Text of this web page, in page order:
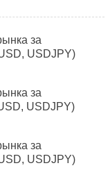
за
USDJPY)
за
USDJPY)
за
USDJPY)